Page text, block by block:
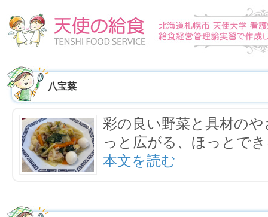
八宝菜
彩の良い野菜と具材の
っと広がる、ほっとで
本文を読む